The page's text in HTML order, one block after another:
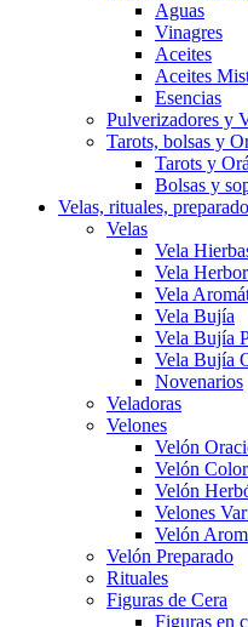
Aguas
Vinagres
Aceites
Aceites
Esencias
Pulverizadores y
Tarots, bolsas y
Tarots y
Bolsas y
Velas, rituales,
Velas
Vela
Vela
Vela
Vela Bujía
Vela Bujía
Vela Bujía
Novenarios
Veladoras
Velones
Velón
Velón
Velón
Velones
Velón
Velón Preparado
Rituales
Figuras de Cera
Figuras en